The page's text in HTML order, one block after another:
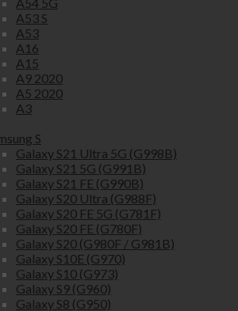
A53 S
A53
A16
A15
A9 2020
A5 2020
A3
S
Galaxy S21 Ultra 5G (G998B)
Galaxy S21 5G (G991B)
Galaxy S21 FE (G990B)
Galaxy S20 Ultra (G988F)
Galaxy S20 FE 5G (G781F)
Galaxy S20 FE (G780F)
Galaxy S20 (G980F / G981B)
Galaxy S10E (G970)
Galaxy S10 (G973)
Galaxy S9 (G960)
Galaxy S8 (G950)